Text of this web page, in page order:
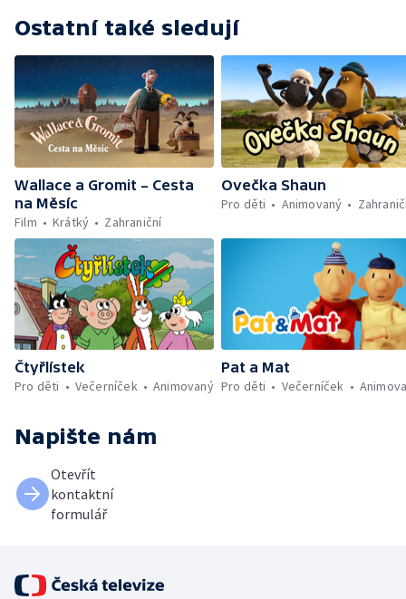
Ostatní také sledují
Wallace a Gromit – Cesta
na Měsíc
Film
Krátký Zahraniční
Ovečka Shaun
Pro děti
Animovaný
Čtyřlístek
Pro děti
Večerníček Animovaný
Pat a Mat
Pro děti
Večerníček
Napište nám
Otevřít
kontaktní
formulář